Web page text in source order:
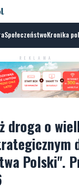
SpołeczeństwoKronika
REKLAMA
droga o
Polski".